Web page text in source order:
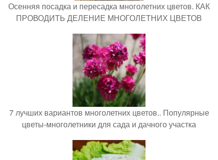
Осенняя посадка и пересадка многолетних цветов. КАК
ПРОВОДИТЬ ДЕЛЕНИЕ МНОГОЛЕТНИХ ЦВЕТОВ
7 лучших вариантов многолетних цветов.. Популярные
цветы-многолетники для сада и дачного участка